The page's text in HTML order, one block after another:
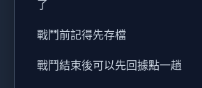
了
戰鬥前記得先存檔
戰鬥結束後可以先回據點一趟